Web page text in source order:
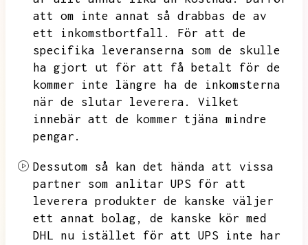
att om inte annat så drabbas de av
ett inkomstbortfall.
För att de
specifika leveranserna som de skulle
ha gjort ut för att få betalt för de
kommer inte längre ha de inkomsterna
när de slutar leverera.
Vilket
innebär att de kommer tjäna mindre
pengar.
Dessutom så kan det hända att vissa
partner som anlitar UPS för att
leverera produkter de kanske väljer
ett annat bolag,
de kanske kör med
DHL nu istället för att UPS inte har